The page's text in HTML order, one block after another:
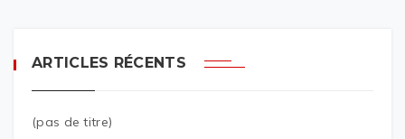
ARTICLES RÉCENTS
(pas de titre)